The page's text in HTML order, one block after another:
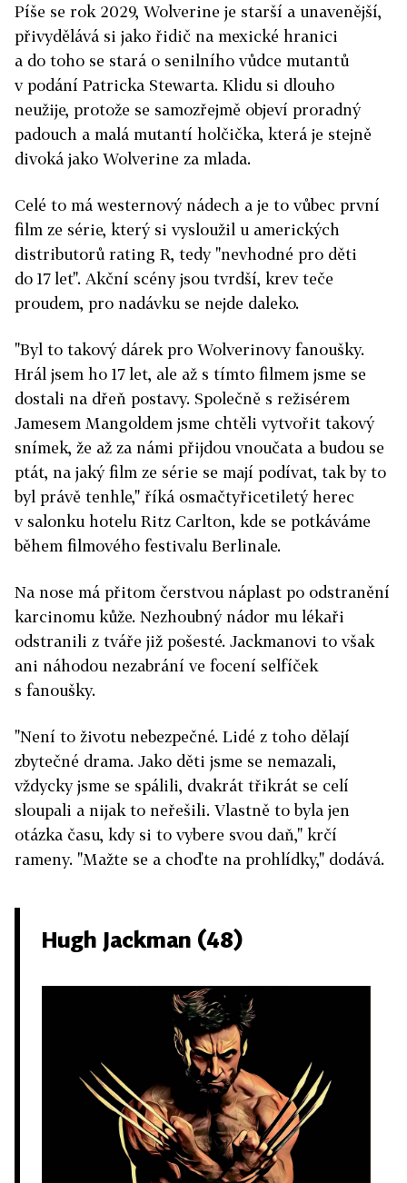
Píše se rok 2029, Wolverine je starší a unavenější,
přivydělává si jako řidič na mexické hranici
a do toho se stará o senilního vůdce mutantů
v podání Patricka Stewarta. Klidu si dlouho
neužije, protože se samozřejmě objeví proradný
padouch a malá mutantí holčička, která je stejně
divoká jako Wolverine za mlada.
Celé to má westernový nádech a je to vůbec první
film ze série, který si vysloužil u amerických
distributorů rating R, tedy "nevhodné pro děti
do 17 let". Akční scény jsou tvrdší, krev teče
proudem, pro nadávku se nejde daleko.
"Byl to takový dárek pro Wolverinovy fanoušky.
Hrál jsem ho 17 let, ale až s tímto filmem jsme se
dostali na dřeň postavy. Společně s režisérem
Jamesem Mangoldem jsme chtěli vytvořit takový
snímek, že až za námi přijdou vnoučata a budou se
ptát, na jaký film ze série se mají podívat, tak by to
byl právě tenhle," říká osmačtyřicetiletý herec
v salonku hotelu Ritz Carlton, kde se potkáváme
během filmového festivalu Berlinale.
Na nose má přitom čerstvou náplast po odstranění
karcinomu kůže. Nezhoubný nádor mu lékaři
odstranili z tváře již pošesté. Jackmanovi to však
ani náhodou nezabrání ve focení selfíček
s fanoušky.
"Není to životu nebezpečné. Lidé z toho dělají
zbytečné drama. Jako děti jsme se nemazali,
vždycky jsme se spálili, dvakrát třikrát se celí
sloupali a nijak to neřešili. Vlastně to byla jen
otázka času, kdy si to vybere svou daň," krčí
rameny. "Mažte se a choďte na prohlídky," dodává.
Hugh Jackman (48)